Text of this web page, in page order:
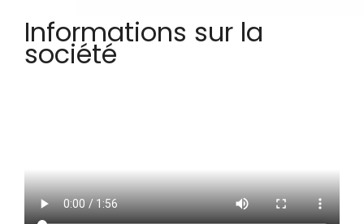
Informations sur la
société